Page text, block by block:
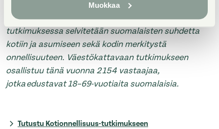
Muokkaa
Asuntosäätiön vuotuisessa Kotionnellisuus-
tutkimuksessa selvitetään suomalaisten suhdetta
kotiin ja asumiseen sekä kodin merkitystä
onnellisuuteen. Väestökattavaan tutkimukseen
osallistuu tänä vuonna 2 154 vastaajaa,
jotka edustavat 18–69-vuotiaita suomalaisia.
Tutustu Kotionnellisuus-tutkimukseen